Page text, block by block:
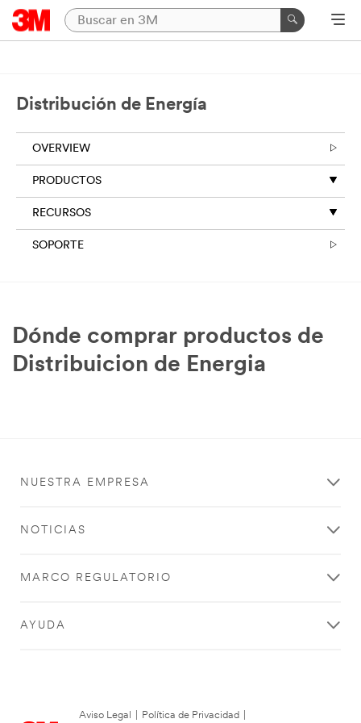
Distribución de Energía
OVERVIEW
PRODUCTOS
RECURSOS
SOPORTE
Dónde comprar productos de
Distribuicion de Energia
NUESTRA EMPRESA
NOTICIAS
MARCO REGULATORIO
AYUDA
Aviso Legal Política de Privacidad